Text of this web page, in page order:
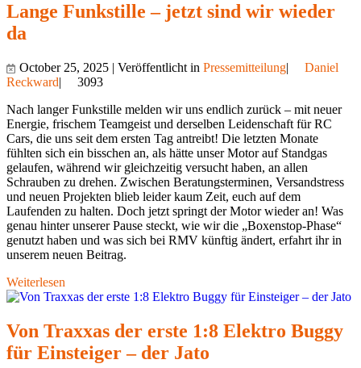
Lange Funkstille – jetzt sind wir wieder
da
October 25, 2025 | Veröffentlicht in Pressemitteilung|
Daniel
Reckward|
3093
Nach langer Funkstille melden wir uns endlich zurück – mit neuer
Energie, frischem Teamgeist und derselben Leidenschaft für RC
Cars, die uns seit dem ersten Tag antreibt! Die letzten Monate
fühlten sich ein bisschen an, als hätte unser Motor auf Standgas
gelaufen, während wir gleichzeitig versucht haben, an allen
Schrauben zu drehen. Zwischen Beratungsterminen, Versandstress
und neuen Projekten blieb leider kaum Zeit, euch auf dem
Laufenden zu halten. Doch jetzt springt der Motor wieder an! Was
genau hinter unserer Pause steckt, wie wir die „Boxenstop-Phase“
genutzt haben und was sich bei RMV künftig ändert, erfahrt ihr in
unserem neuen Beitrag.
Weiterlesen
Von Traxxas der erste 1:8 Elektro Buggy
für Einsteiger – der Jato